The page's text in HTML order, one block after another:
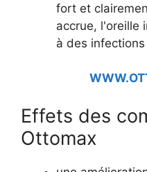
fort et
accrue, l'oreille
à des
Effets des
Ottomax